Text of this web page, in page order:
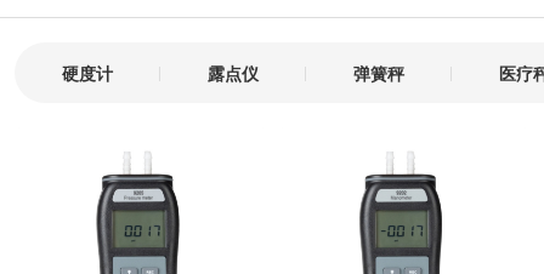
硬度计 露点仪 弹簧秤 医疗